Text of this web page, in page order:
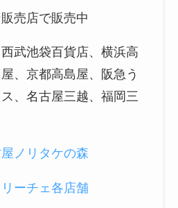
売店で販売中
武池袋百貨店、横浜高
、京都高島屋、阪急う
、名古屋三越、福岡三
ノリタケの森
ーチェ各店舗